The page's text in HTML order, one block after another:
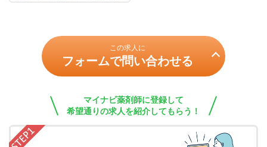
この求人に
フォームで問い合わせる
マイナビ薬剤師に登録して
希望通りの求人を紹介してもらう！